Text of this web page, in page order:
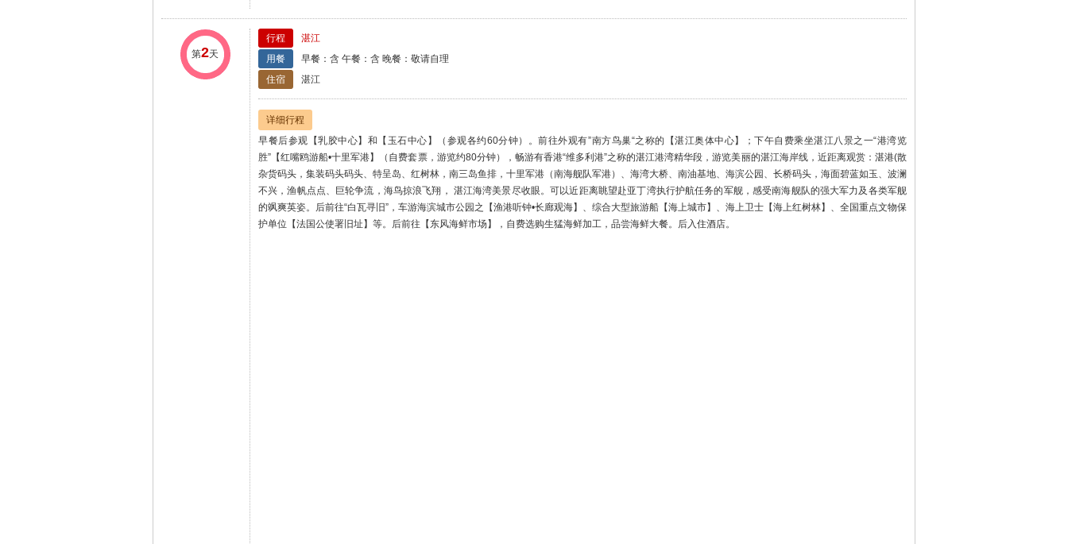
详细行程
早餐后参观【乳胶中心】和【玉石中心】（参观各约60分钟）。前往外观有”南方鸟巢“之称的【湛江奥体中心】；下午自费乘坐湛江八景之一“港湾览
胜”【红嘴鸥游船•十里军港】（自费套票，游览约80分钟），畅游有香港“维多利港”之称的湛江港湾精华段，游览美丽的湛江海岸线，近距离观赏：湛港(散
不兴，渔帆点点、巨轮争流，海鸟掠浪飞翔， 湛江海湾美景尽收眼。可以近距离眺望赴亚丁湾执行护航任务的军舰，感受南海舰队的强大军力及各类军舰
的飒爽英姿。后前往“白瓦寻旧”，车游海滨城市公园之【渔港听钟•长廊观海】、综合大型旅游船【海上城市】、海上卫士【海上红树林】、全国重点文物保
护单位【法国公使署旧址】等。后前往【东风海鲜市场】，自费选购生猛海鲜加工，品尝海鲜大餐。后入住酒店。